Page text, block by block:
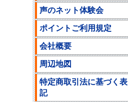
声のネット体験会
ポイントご利用規定
会社概要
周辺地図
特定商取引法に基づく表
記